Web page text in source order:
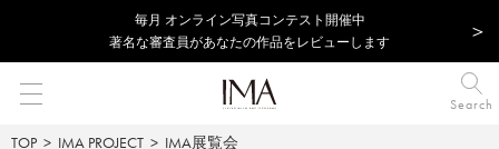
毎⽉ オンライン写真コンテスト開催中
著名な審査員があなたの作品をレビューします
Search
TOP IMA PROJECT IMA展覧会